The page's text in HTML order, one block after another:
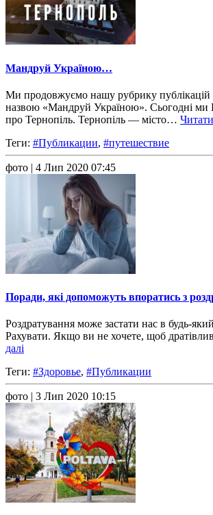
Мандруй Україною…
Ми продовжуємо нашу рубрику публікацій
назвою «Мандруй Україною». Сьогодні ми
про Тернопіль. Тернопіль — місто…
Теги: #Публикации, #путешествие
фото | 4 Лип 2020 07:45
Поради, які допоможуть впоратись з
Роздратування може застати нас в будь-
Рахувати. Якщо ви не хочете, щоб
далі
Теги: #Здоровье, #Публикации
фото | 3 Лип 2020 10:15